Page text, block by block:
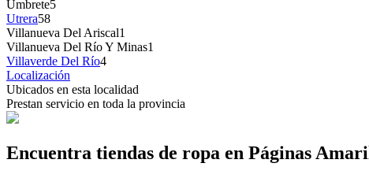
Umbrete5
Utrera58
Villanueva Del Ariscal1
Villanueva Del Río Y Minas1
Villaverde Del Río4
Localización
Ubicados en esta localidad
Prestan servicio en toda la provincia
Encuentra tiendas de ropa en Páginas